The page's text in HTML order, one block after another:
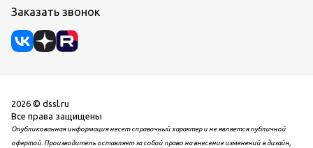
Заказать звонок
2026 © dssl.ru
Все права защищены
Опубликованная информация несет справочный характер и не является публичной
офертой. Производитель оставляет за собой право на внесение изменений в дизайн,